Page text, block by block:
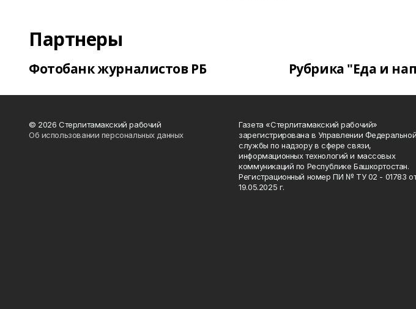
Партнеры
Фотобанк журналистов РБ Рубрика "Еда и
© 2026 Стерлитамакский рабочий
Об использовании персональных данных
Газета «Стерлитамакский рабочий»
зарегистрирована в Управлении Федеральной
службы по надзору в сфере связи,
информационных технологий и массовых
коммуникаций по Республике Башкортостан.
Регистрационный номер ПИ № ТУ 02 - 01783
19.05.2025 г.